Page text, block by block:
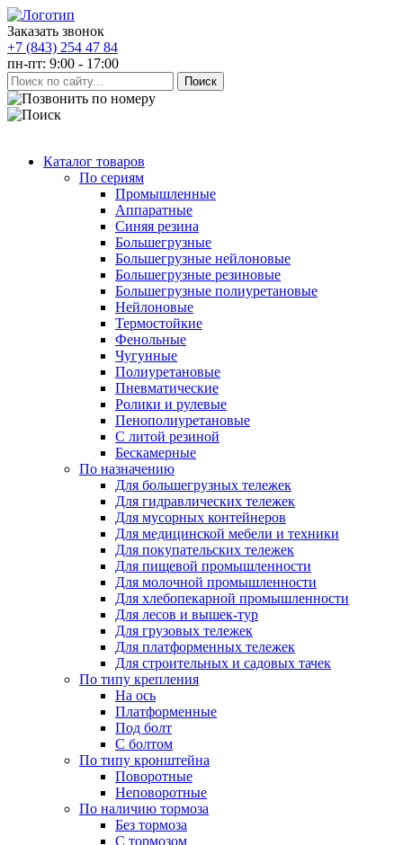
Заказать звонок
+7 (843) 254 47 84
пн-пт: 9:00 - 17:00
Каталог товаров
По сериям
Промышленные
Аппаратные
Синяя резина
Большегрузные
Большегрузные нейлоновые
Большегрузные резиновые
Большегрузные полиуретановые
Нейлоновые
Термостойкие
Фенольные
Чугунные
Полиуретановые
Пневматические
Ролики и рулевые
Пенополиуретановые
С литой резиной
Бескамерные
По назначению
Для большегрузных тележек
Для гидравлических тележек
Для мусорных контейнеров
Для медицинской мебели и техники
Для покупательских тележек
Для пищевой промышленности
Для молочной промышленности
Для хлебопекарной промышленности
Для лесов и вышек-тур
Для грузовых тележек
Для платформенных тележек
Для строительных и садовых тачек
По типу крепления
На ось
Платформенные
Под болт
С болтом
По типу кронштейна
Поворотные
Неповоротные
По наличию тормоза
Без тормоза
С тормозом